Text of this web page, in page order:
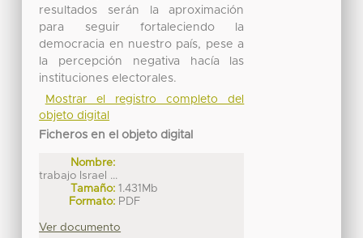
resultados serán la aproximación
para seguir fortaleciendo la
democracia en nuestro país, pese a
la percepción negativa hacía las
instituciones electorales.
Mostrar el registro completo del
objeto digital
Ficheros en el objeto digital
Nombre:
trabajo Israel ...
Tamaño: 1.431Mb
Formato: PDF
Ver documento